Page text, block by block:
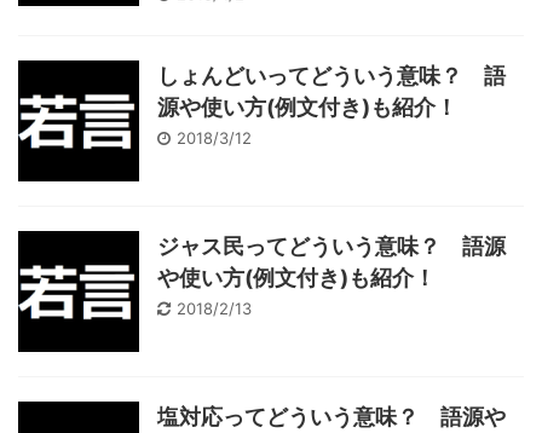
しょんどいってどういう意味？ 語
源や使い方(例文付き)も紹介！
2018/3/12
ジャス民ってどういう意味？ 語源
や使い方(例文付き)も紹介！
2018/2/13
塩対応ってどういう意味？ 語源や